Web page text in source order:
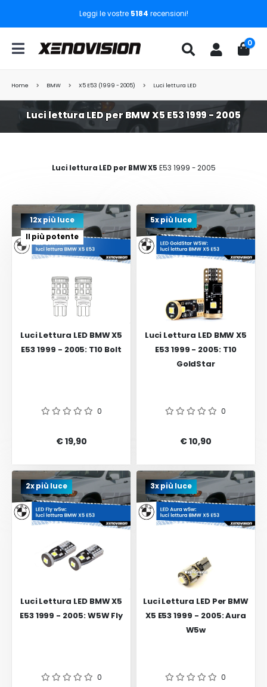
Leggi le vostre 5184 recensioni!
0
Home BMW X5 E53 (1999 - 2005) Luci lettura LED
Luci lettura LED per BMW X5 E53 1999 - 2005
Luci lettura LED per BMW X5 E53 1999 - 2005
12x più luce
Il più potente
Luci Lettura LED BMW X5
E53 1999 - 2005: T10 Bolt
0
€ 19,90
5x più luce
Luci Lettura LED BMW X5
E53 1999 - 2005: T10
GoldStar
0
€ 10,90
2x più luce
Luci Lettura LED BMW X5
E53 1999 - 2005: W5W Fly
0
3x più luce
Luci Lettura LED Per BMW
X5 E53 1999 - 2005: Aura
W5w
0